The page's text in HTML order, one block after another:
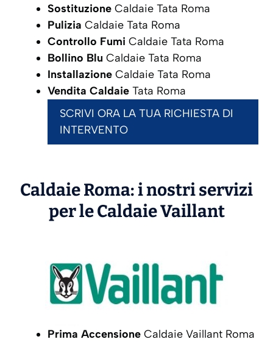
Sostituzione Caldaie Tata Roma
Pulizia Caldaie Tata Roma
Controllo Fumi Caldaie Tata Roma
Bollino Blu Caldaie Tata Roma
Installazione Caldaie Tata Roma
Vendita Caldaie Tata Roma
SCRIVI ORA LA TUA RICHIESTA DI
INTERVENTO
Caldaie Roma: i nostri servizi
per le CaldaieVaillant
Prima Accensione Caldaie Vaillant Roma